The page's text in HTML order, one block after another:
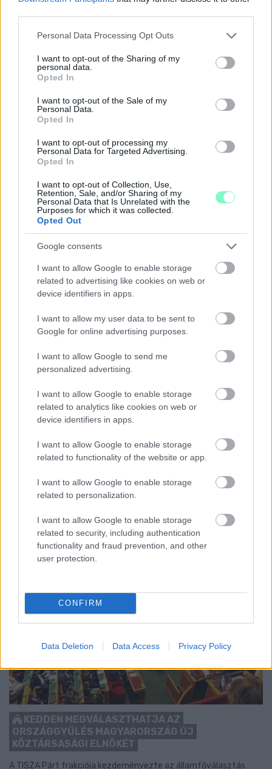
Please note that this website/app uses one or more Google
not limited to your visit or usage behaviour. You may click to
grant or deny consent to Google and its third-party tags to
use your data for below specified purposes in below Google
consent section.
Personal Data Processing Opt Outs
I want to opt-out of the Sharing of my
personal data.
Opted In
I want to opt-out of the Sale of my
Personal Data.
Opted In
I want to opt-out of processing my
Personal Data for Targeted Advertising.
Opted In
I want to opt-out of Collection, Use,
Retention, Sale, and/or Sharing of my
Personal Data that Is Unrelated with the
Purposes for which it was collected.
Opted Out
Google consents
I want to allow Google to enable storage
related to advertising like cookies on web or
device identifiers in apps.
I want to allow my user data to be sent to
Google for online advertising purposes.
I want to allow Google to send me
personalized advertising.
I want to allow Google to enable storage
related to analytics like cookies on web or
device identifiers in apps.
I want to allow Google to enable storage
related to functionality of the website or app.
I want to allow Google to enable storage
related to personalization.
I want to allow Google to enable storage
related to security, including authentication
functionality and fraud prevention, and other
user protection.
CONFIRM
Data Deletion Data Access Privacy Policy
TÁRLATVEZETÉSEK, WORKSHOP ÉS
KÖZÖNSÉGTALÁLKOZÓ VÁRJA A LÁTOGATÓKAT A
GYŐRI RÓMER MÚZEUMBAN
Ingyenes programokkal és különleges kiállításokkal készülnek a
hét második felére, a hőségriadó idején ráadásul a Várkazamata
Szólj hozzá!
CZUNYINÉ HARCA A GMAIL ÉS AZ ÖNKÉNY ELLEN
FIÓKJÁT
Nem vicc! A Fidesz maradéka tényleg egy ingyenes e-mail
szolgáltatást használt, hogy megvédje a Fidesz maradékát.
KEDDEN MEGVÁLASZTHATJA AZ
ORSZÁGGYŰLÉS MAGYARORSZÁG ÚJ
KÖZTÁRSASÁGI ELNÖKÉT
A TISZA Párt frakciója kezdeményezte az államfőválasztás